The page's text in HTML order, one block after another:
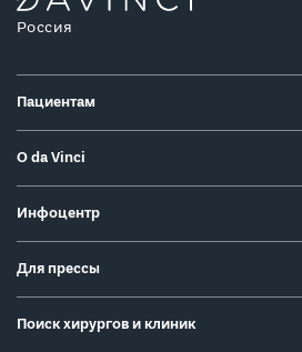
Россия
Пациентам
О da Vinci
Инфоцентр
Для прессы
Поиск хирургов и клиник